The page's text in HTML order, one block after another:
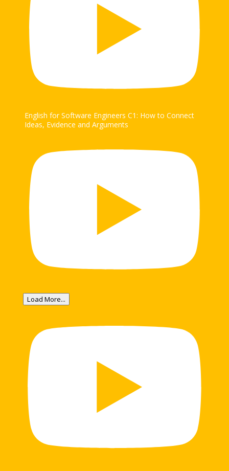
English for Software Engineers C1: How to Connect
Ideas, Evidence and Arguments
Load More...